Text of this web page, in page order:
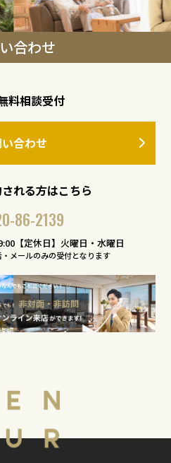
合わせ
料相談受付
合わせ
れる方はこちら
86-2139
【定休日】火曜日・水曜日
メールのみの受付となります